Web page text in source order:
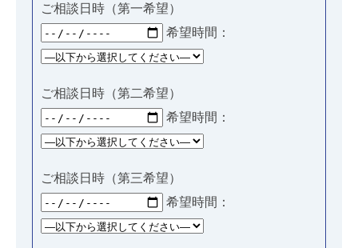
ご相談日時（第一希望）
希望時間：
ご相談日時（第二希望）
希望時間：
ご相談日時（第三希望）
希望時間：